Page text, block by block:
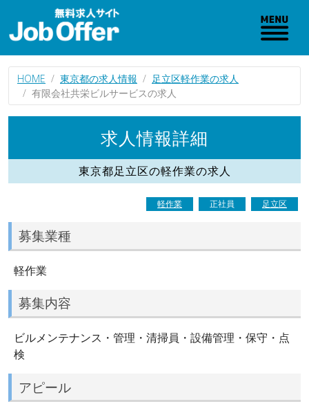
HOME 東京都の求人情報
足立区軽作業の求人
有限会社共栄ビルサービスの求人
求人情報詳細
東京都足立区の軽作業の求人
軽作業 正社員 足立区
募集業種
軽作業
募集内容
ビルメンテナンス・管理・清掃員・設備管理・保守・点
検
アピール